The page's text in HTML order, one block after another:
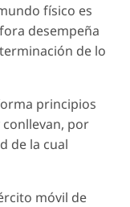
físico es
desempeña
de lo
principios
por
de la cual
móvil de